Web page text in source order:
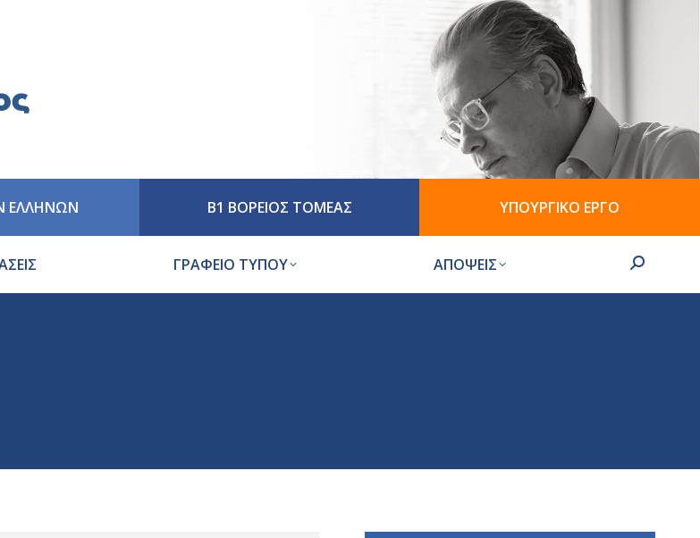
ΕΛΛΗΝΩΝ Β1 ΒΟΡΕΙΟΣ ΤΟΜΕΑΣ ΥΠΟΥΡΓΙΚΟ ΕΡΓΟ
ΓΡΑΦΕΙΟ ΤΥΠΟΥ ΑΠΟΨΕΙΣ Search: